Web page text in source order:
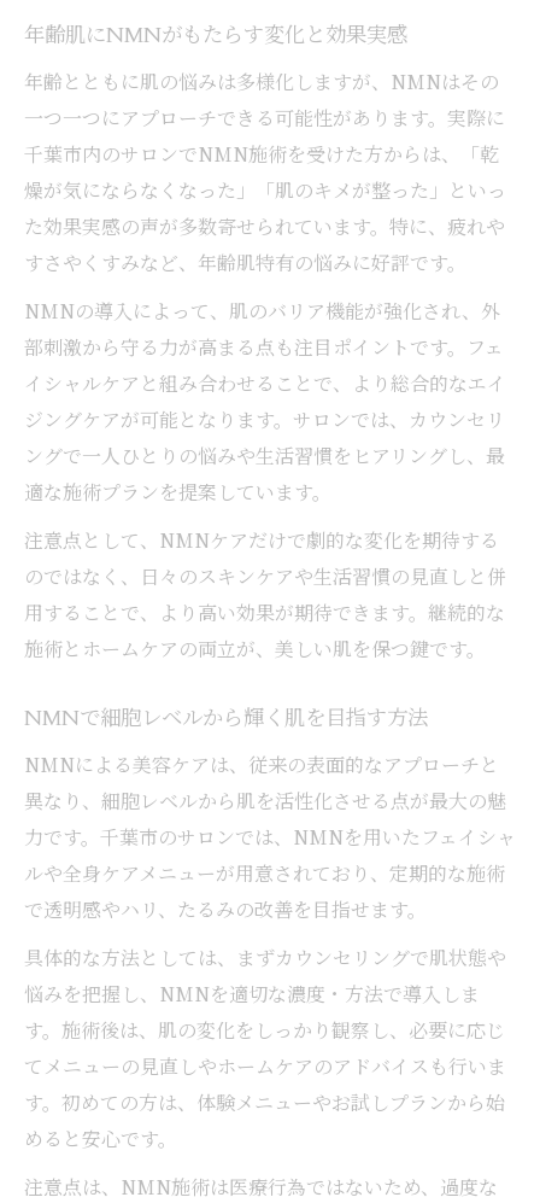
年齢肌にNMNがもたらす変化と効果実感
年齢とともに肌の悩みは多様化しますが、NMNはその
一つ一つにアプローチできる可能性があります。実際に
千葉市内のサロンでNMN施術を受けた方からは、「乾
燥が気にならなくなった」「肌のキメが整った」といっ
た効果実感の声が多数寄せられています。特に、疲れや
すさやくすみなど、年齢肌特有の悩みに好評です。
NMNの導入によって、肌のバリア機能が強化され、外
部刺激から守る力が高まる点も注目ポイントです。フェ
イシャルケアと組み合わせることで、より総合的なエイ
ジングケアが可能となります。サロンでは、カウンセリ
ングで一人ひとりの悩みや生活習慣をヒアリングし、最
適な施術プランを提案しています。
注意点として、NMNケアだけで劇的な変化を期待する
のではなく、日々のスキンケアや生活習慣の見直しと併
用することで、より高い効果が期待できます。継続的な
施術とホームケアの両立が、美しい肌を保つ鍵です。
NMNで細胞レベルから輝く肌を目指す方法
NMNによる美容ケアは、従来の表面的なアプローチと
異なり、細胞レベルから肌を活性化させる点が最大の魅
力です。千葉市のサロンでは、NMNを用いたフェイシャ
ルや全身ケアメニューが用意されており、定期的な施術
で透明感やハリ、たるみの改善を目指せます。
具体的な方法としては、まずカウンセリングで肌状態や
悩みを把握し、NMNを適切な濃度・方法で導入しま
す。施術後は、肌の変化をしっかり観察し、必要に応じ
てメニューの見直しやホームケアのアドバイスも行いま
す。初めての方は、体験メニューやお試しプランから始
めると安心です。
注意点は、NMN施術は医療行為ではないため、過度な